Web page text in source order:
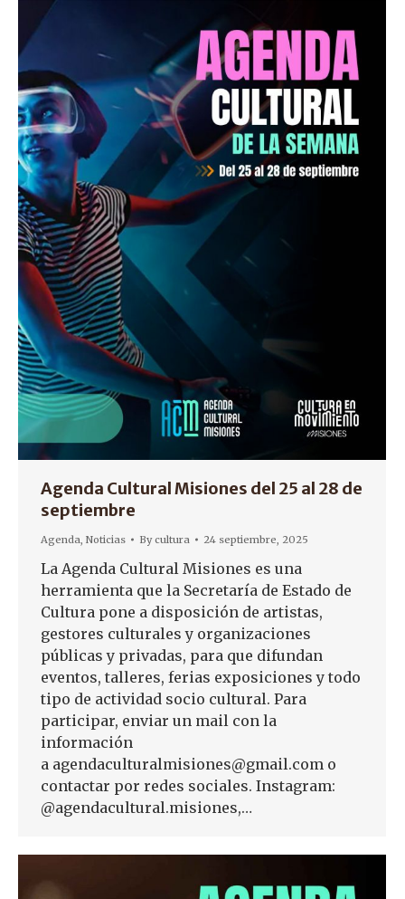
Agenda Cultural Misiones del 25 al 28 de
septiembre
Agenda Noticias Bycultura 24 septiembre, 2025
La Agenda Cultural Misiones es una
herramienta que la Secretaría de Estado de
Cultura pone a disposición de artistas,
gestores culturales y organizaciones
públicas y privadas, para que difundan
eventos, talleres, ferias exposiciones y todo
tipo de actividad socio cultural. Para
participar, enviar un mail con la
información
a agendaculturalmisiones@gmail.com o
contactar por redes sociales. Instagram:
@agendacultural.misiones,…